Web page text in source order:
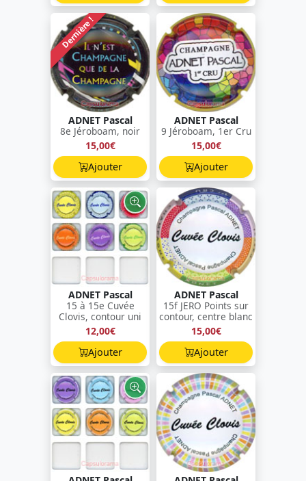
Dernière !
ADNET Pascal
8e Jéroboam, noir
15,00€
Ajouter
ADNET Pascal
9 Jéroboam, 1er Cru
15,00€
Ajouter
ADNET Pascal
15 à 15e Cuvée
Clovis, contour uni
12,00€
Ajouter
ADNET Pascal
15f JERO Points sur
contour, centre blanc
15,00€
Ajouter